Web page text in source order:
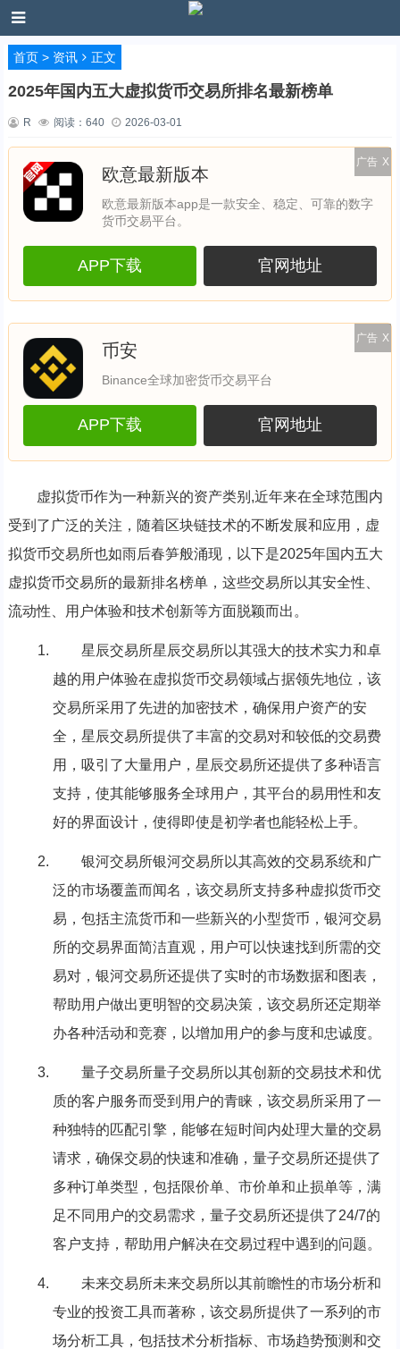
首页> 资讯 正文
2025年国内五大虚拟货币交易所排名最新榜单
R 阅读： 640 2026-03-01
广告 X
欧意最新版本
欧意最新版本app是一款安全、稳定、可靠的数字
货币交易平台。
APP下载 官网地址
广告 X
币安
Binance全球加密货币交易平台
APP下载 官网地址
虚拟货币作为一种新兴的资产类别,近年来在全球范围内
受到了广泛的关注，随着区块链技术的不断发展和应用，虚
拟货币交易所也如雨后春笋般涌现，以下是2025年国内五大
虚拟货币交易所的最新排名榜单，这些交易所以其安全性、
流动性、用户体验和技术创新等方面脱颖而出。
星辰交易所星辰交易所以其强大的技术实力和卓
越的用户体验在虚拟货币交易领域占据领先地位，该
交易所采用了先进的加密技术，确保用户资产的安
全，星辰交易所提供了丰富的交易对和较低的交易费
用，吸引了大量用户，星辰交易所还提供了多种语言
支持，使其能够服务全球用户，其平台的易用性和友
好的界面设计，使得即使是初学者也能轻松上手。
银河交易所银河交易所以其高效的交易系统和广
泛的市场覆盖而闻名，该交易所支持多种虚拟货币交
易，包括主流货币和一些新兴的小型货币，银河交易
所的交易界面简洁直观，用户可以快速找到所需的交
易对，银河交易所还提供了实时的市场数据和图表，
帮助用户做出更明智的交易决策，该交易所还定期举
办各种活动和竞赛，以增加用户的参与度和忠诚度。
量子交易所量子交易所以其创新的交易技术和优
质的客户服务而受到用户的青睐，该交易所采用了一
种独特的匹配引擎，能够在短时间内处理大量的交易
请求，确保交易的快速和准确，量子交易所还提供了
多种订单类型，包括限价单、市价单和止损单等，满
足不同用户的交易需求，量子交易所还提供了24/7的
客户支持，帮助用户解决在交易过程中遇到的问题。
未来交易所未来交易所以其前瞻性的市场分析和
专业的投资工具而著称，该交易所提供了一系列的市
场分析工具，包括技术分析指标、市场趋势预测和交